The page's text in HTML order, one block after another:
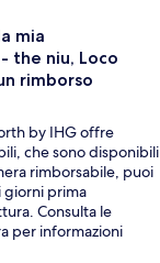
mia
the niu, Loco
rimborso
by IHG offre
che sono disponibili
rimborsabile, puoi
giorni prima
Consulta le
per informazioni